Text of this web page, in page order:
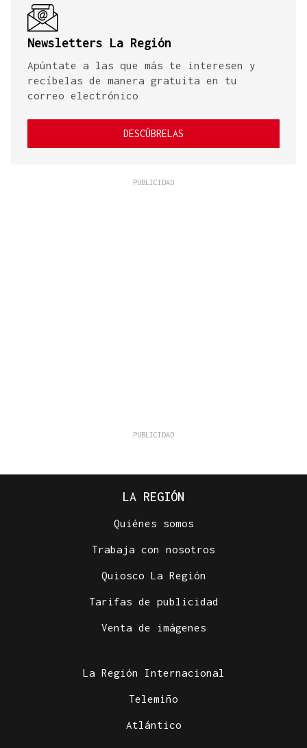
Newsletters La Región
Apúntate a las que más te interesen y
recíbelas de manera gratuita en tu
correo electrónico
DESCÚBRELAS
LA REGIÓN
Quiénes somos
Trabaja con nosotros
Quiosco La Región
Tarifas de publicidad
Venta de imágenes
La Región Internacional
Telemiño
Atlántico